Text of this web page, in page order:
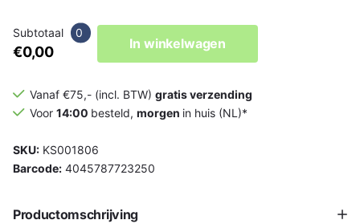
Subtotaal 0
€0,00
In winkelwagen
Vanaf €75,- (incl. BTW) gratis verzending
Voor 14:00 besteld, morgen in huis (NL)*
SKU: KS001806
Barcode: 4045787723250
Productomschrijving